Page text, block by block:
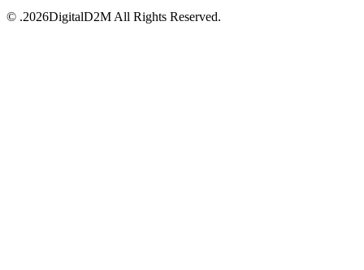
© .2026DigitalD2M All Rights Reserved.